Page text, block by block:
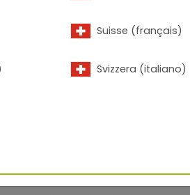
sie eine präzise
zu lackieren. Die
um ein bestmögliches
Suisse (français)
Svizzera (italiano)